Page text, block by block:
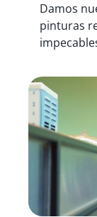
Damos
pinturas